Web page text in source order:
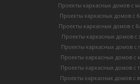
Проекты каркасных домов с
Проекты каркасных домов с
Проекты каркасных домов с
Проекты каркасных домов с
Проекты каркасных домов с
Проекты каркасных домов с
Проекты каркасных домов с
Проекты каркасных домов с